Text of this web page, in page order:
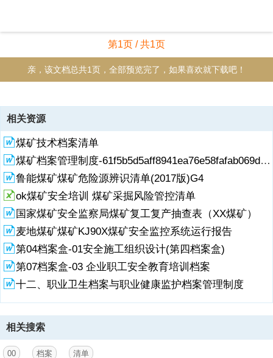
第1页 / 共1页
亲，该文档总共1页，全部预览完了，如果喜欢就下载吧！
资源描述
档案清单1、 承包商单位的营业执照、施工资质证、安全许可证、特种
作业证等复印件。2、 合格承包商名录表3、 承包商资格评估表4、 相
关方培训记录表5、 相关方培训记录表6、 承包商作业监督检查表7、
承包商表现评价表8、 外来施工方安全协议
相关资源
煤矿技术档案清单
煤矿档案管理制度-61f5b5d5aff8941ea76e58fafab069dc5122474e
鲁能煤矿煤矿危险源辨识清单(2017版)G4
ok煤矿安全培训 煤矿采掘风险管控清单
国家煤矿安全监察局煤矿复工复产抽查表（XX煤矿）
麦地煤矿煤矿KJ90X煤矿安全监控系统运行报告
第04档案盒-01安全施工组织设计(第四档案盒)
第07档案盒-03 企业职工安全教育培训档案
十二、职业卫生档案与职业健康监护档案管理制度
相关搜索
00 档案 清单